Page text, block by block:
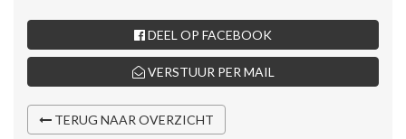
DEEL OP FACEBOOK
VERSTUUR PER MAIL
TERUG NAAR OVERZICHT